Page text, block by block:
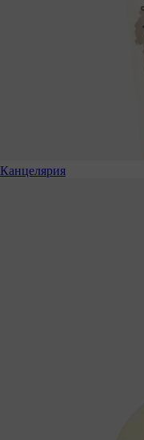
Канцелярия